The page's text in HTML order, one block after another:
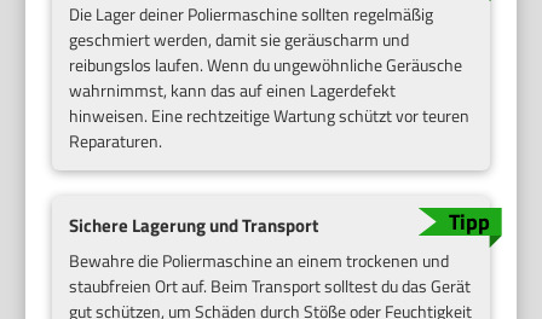
Die Lager deiner Poliermaschine sollten regelmäßig
geschmiert werden, damit sie geräuscharm und
reibungslos laufen. Wenn du ungewöhnliche Geräusche
wahrnimmst, kann das auf einen Lagerdefekt
hinweisen. Eine rechtzeitige Wartung schützt vor teuren
Reparaturen.
Sichere Lagerung und Transport
Bewahre die Poliermaschine an einem trockenen und
staubfreien Ort auf. Beim Transport solltest du das Gerät
gut schützen, um Schäden durch Stöße oder Feuchtigkeit